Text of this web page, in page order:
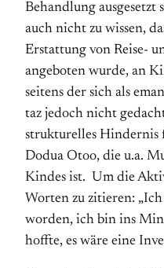
Behandlung
auch nicht zu wissen,
Erstattung von Reise-
angeboten wurde, an
seitens der sich als
taz jedoch nicht
strukturelles Hindernis
Dodua Otoo, die u.a.
Kindes ist. Um die
Worten zu zitieren:
worden, ich bin ins
hoffte, es wäre eine